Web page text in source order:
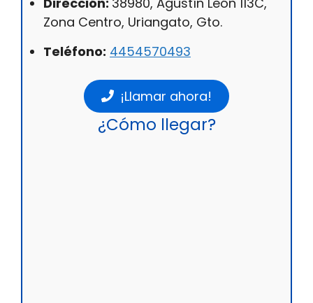
Zona Centro, Uriangato, Gto.
Teléfono: 4454570493
¡Llamar ahora!
¿Cómo llegar?